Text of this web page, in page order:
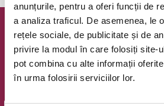
anunțurile, pentru a oferi funcții de
a analiza traficul. De asemenea, le
rețele sociale, de publicitate și de
privire la modul în care folosiți site-
pot combina cu alte informații
în urma folosirii serviciilor lor.
Newsletter @
Oferte exclusive si o editie
evenimente.